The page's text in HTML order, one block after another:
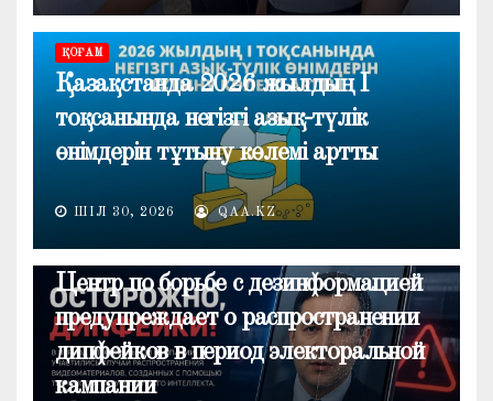
ҚОҒАМ
Қазақстанда 2026 жылдың I
тоқсанында негізгі азық-түлік
өнімдерін тұтыну көлемі артты
ШІЛ 30, 2026 QAA.KZ
ОБЩЕСТВО
Центр по борьбе с дезинформацией
предупреждает о распространении
дипфейков в период электоральной
кампании